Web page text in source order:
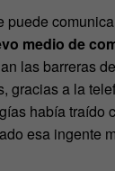
medio de
las barreras
gracias a la
había traído
esa ingente